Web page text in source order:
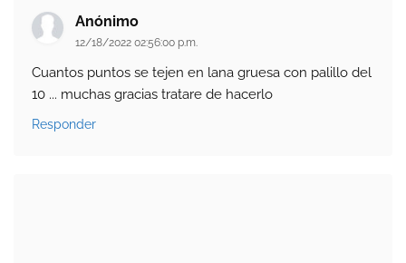
Anónimo
12/18/2022 02:56:00 p.m.
Cuantos puntos se tejen en lana gruesa con palillo del
10 ... muchas gracias tratare de hacerlo
Responder